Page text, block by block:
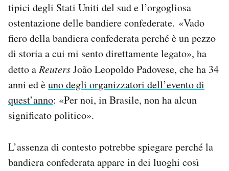
tipici degli Stati Uniti del sud e l’orgogliosa
ostentazione delle bandiere confederate. «Vado
fiero della bandiera confederata perché è un pezzo
di storia a cui mi sento direttamente legato», ha
detto aReutersJoão Leopoldo Padovese, che ha 34
anni ed èuno degli organizzatori dell’evento di
quest’anno: «Per noi, in Brasile, non ha alcun
significato politico».
L’assenza di contesto potrebbe spiegare perché la
bandiera confederata appare in dei luoghi così